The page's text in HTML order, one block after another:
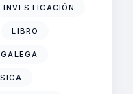
INVESTIGACIÓN
LIBRO